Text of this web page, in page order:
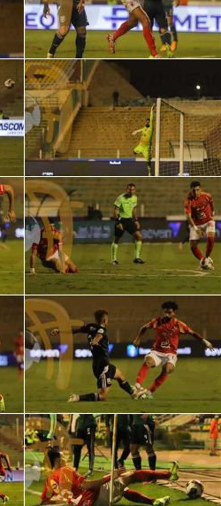
الدوري المصري
الدوري الإنجليزي الممتاز
الدوري الإسباني
الدوري الإيطالي
الدوري الألماني
الدوري الفرنسي
الدوري السعودي للمحترفين
دوري أبطال أوروبا
دوري أبطال إفريقيا
كل البطولات
أقسام
الكرة المصرية
الدوري المصري